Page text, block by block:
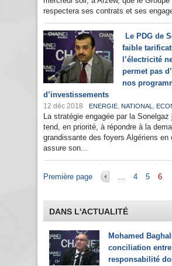
respectera ses contrats et ses
Le PDG de
faible
l’électricité
permet pas
nos
d’investissements
12 déc 2018 ENERGIE, NATIONAL ,
La stratégie engagée par la Sonelgaz
tend, en priorité, à répondre à la
grandissante des foyers Algériens en
assure son...
Pages
Première page … 4 5 6
DANS L'ACTUALITÉ
Mohamed
conciliation
responsabilité